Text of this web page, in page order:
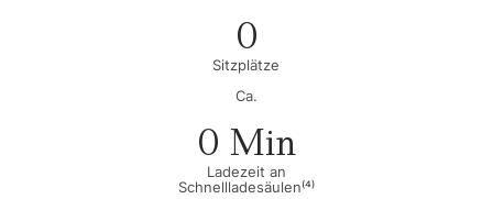
0
Sitzplätze
Ca.
0 Min
Ladezeit an
Schnellladesäulen⁽⁴⁾